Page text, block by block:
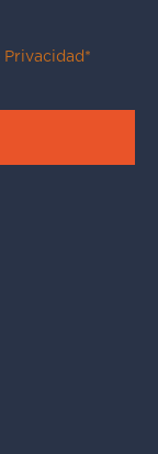
Privacidad*